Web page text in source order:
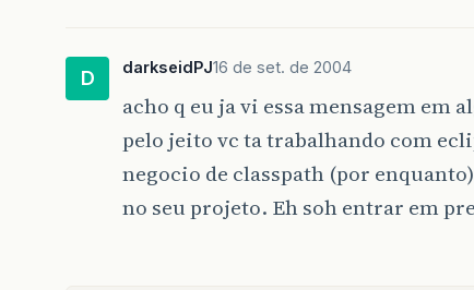
D darkseidPJ16 de set. de 2004
acho q eu ja vi essa mensagem em
pelo jeito vc ta trabalhando com
negocio de classpath (por
no seu projeto. Eh soh entrar em